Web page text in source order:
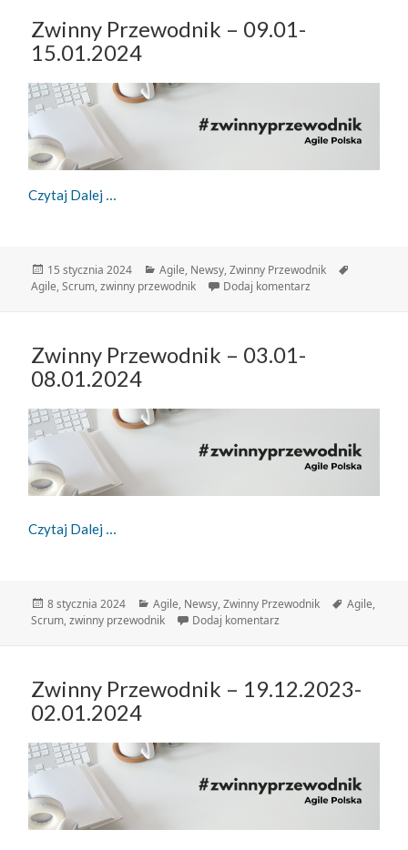
Zwinny Przewodnik – 09.01-
15.01.2024
Czytaj Dalej
Data
publikacji
15 stycznia 2024 Kategorie
Agile, Newsy,Zwinny Przewodnik
Agile,Scrum,zwinny przewodnik Dodaj komentarz
Zwinny Przewodnik – 03.01-
08.01.2024
Czytaj Dalej
Data
publikacji
8 stycznia 2024 Kategorie
Agile, Newsy,Zwinny Przewodnik Tagi
Agile,
Scrum,zwinny przewodnik Dodaj komentarz
Zwinny Przewodnik – 19.12.2023-
02.01.2024